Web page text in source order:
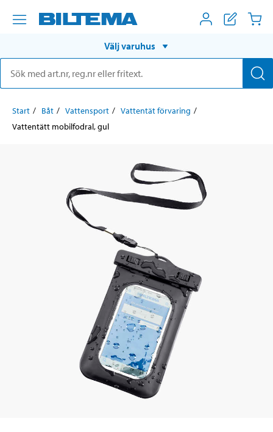
Välj varuhus
Start Båt Vattensport
Vattentät förvaring
Vattentätt mobilfodral, gul